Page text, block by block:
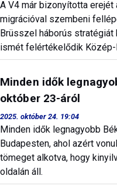
A V4 már bizonyította
migrációval szembeni
Brüsszel háborús stratégiát
ismét felértékelődik Közép-
Minden idők
október 23-áról
2025. október 24. 19:04
Minden idők legnagyobb
Budapesten, ahol azért
tömeget alkotva, hogy
oldalán áll.